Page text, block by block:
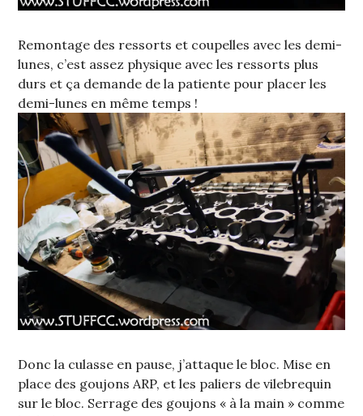
Remontage des ressorts et coupelles avec les demi-
lunes, c’est assez physique avec les ressorts plus
durs et ça demande de la patiente pour placer les
demi-lunes en même temps !
Donc la culasse en pause, j’attaque le bloc. Mise en
place des goujons ARP, et les paliers de vilebrequin
sur le bloc. Serrage des goujons « à la main » comme